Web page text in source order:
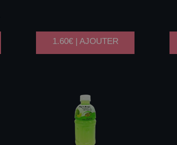
1.60€ | AJOUTER